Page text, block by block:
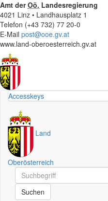
Amt derOö. Landesregierung
4021 Linz • Landhausplatz 1
Telefon (+43 732) 77 20-0
E-Mail post@ooe.gv.at
www.land-oberoesterreich.gv.at
Accesskeys
Land
Oberösterreich
Schnellsuche
Schnellsuche
Suchen